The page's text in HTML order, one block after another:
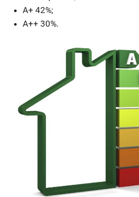
А+ 42%;
А++ 30%.